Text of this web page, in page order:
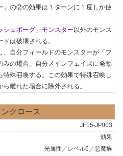
」の②の効果は１ターンに１度しか使
シュボーグ」モンスター 以外のモンス
は破壊される。
自分フィールドのモンスターが「フ
みの場合、自分メインフェイズに発動
殊召喚する。この効果で特殊召喚し
離れた場合に除外される。
クロース
JF15-JP003
効果
光属性／レベル6／悪魔族